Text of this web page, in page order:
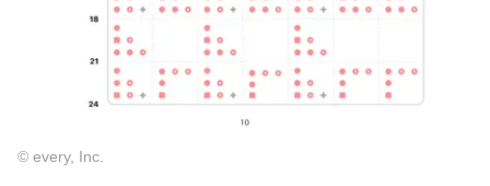
© every, Inc.